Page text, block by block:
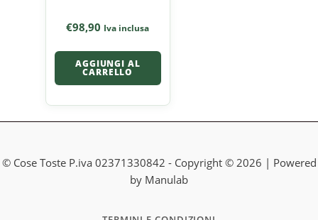
€98,90 Iva inclusa
AGGIUNGI AL
CARRELLO
© Cose Toste P.iva 02371330842 - Copyright © 2026 | Powered
by Manulab